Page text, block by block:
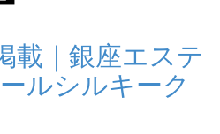
載｜銀座エステ
ルシルキーク